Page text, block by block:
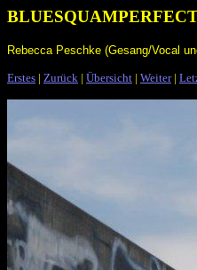
BLUESQUAMPERFECT
Rebecca Peschke (Gesang/Vocal
Erstes | Zurück | Übersicht | Weiter|